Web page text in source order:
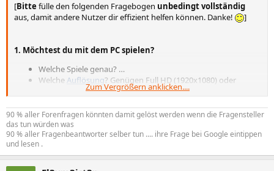
[Bitte fülle den folgenden Fragebogen unbedingt vollständig
aus, damit andere Nutzer dir effizient helfen können. Danke!
]
1. Möchtest du mit dem PC spielen?
Welche Spiele genau? …
Welche Auflösung? Genügen Full HD (1920x1080) oder
WQHD (2560x1440) oder soll es 4K Ultra HD (3840x2160)
Ultra/hohe/mittlere/niedrige Grafikeinstellungen? …
Genügen dir 30
…
2. Möchtest du den PC für Bild-/Musik-/Videobearbeitung oder
Zum Vergrößern anklicken....
90 % aller Forenfragen könnten damit gelöst werden wenn die Fragensteller
das tun würden was
90 % aller Fragenbeantworter selber tun .... ihre Frage bei Google eintippen
und lesen .